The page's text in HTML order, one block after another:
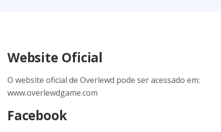
Website Oficial
O website oficial de Overlewd pode ser acessado em:
www.overlewdgame.com
Facebook